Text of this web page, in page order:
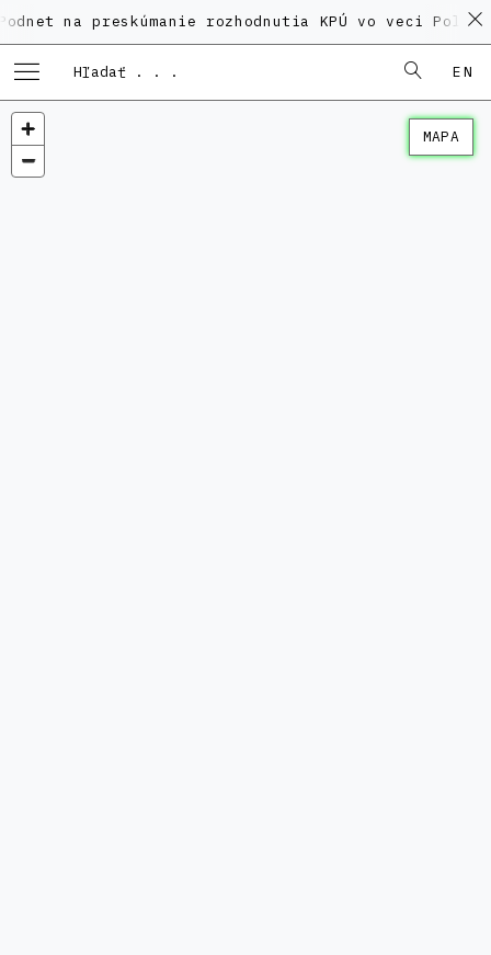
preskúmanie rozhodnutia KPÚ vo veci
EN
MAPA